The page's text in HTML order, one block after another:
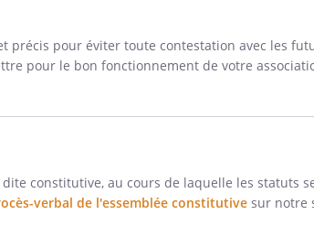
précis pour éviter toute contestation avec les
pour le bon fonctionnement de votre
constitutive, au cours de laquelle les statuts
verbal de l'essemblée constitutive sur notre